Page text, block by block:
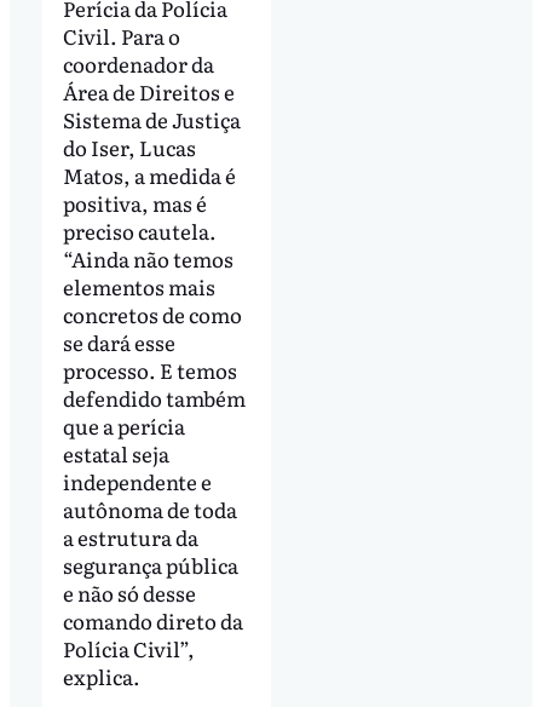
Perícia da Polícia
Civil. Para o
coordenador da
Área de Direitos e
Sistema de Justiça
do Iser, Lucas
Matos, a medida é
positiva, mas é
preciso cautela.
“Ainda não temos
elementos mais
concretos de como
se dará esse
processo. E temos
defendido também
que a perícia
estatal seja
independente e
autônoma de toda
a estrutura da
segurança pública
e não só desse
comando direto da
Polícia Civil”,
explica.